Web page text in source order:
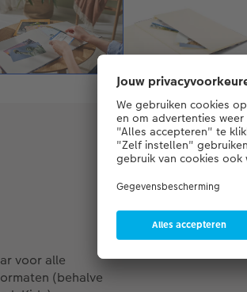
voor alle
(behalve